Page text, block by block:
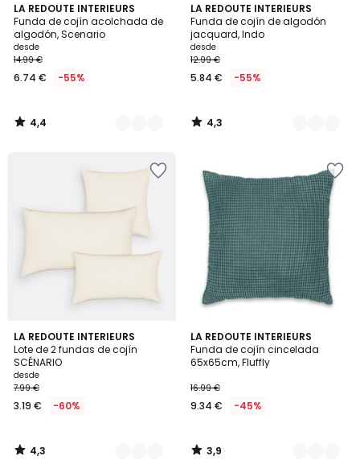
LA REDOUTE INTERIEURS
Funda de cojín acolchada de
algodón, Scenario
desde
14.99 €
6.74 € -55%
4,4
/ 5
6
Colores
4,4
/
LA REDOUTE INTERIEURS
Funda de cojín de algodón
jacquard, Indo
desde
12.99 €
5.84 € -55%
4,3
/ 5
4
Colores
4,3
/
LA REDOUTE INTERIEURS
Lote de 2 fundas de cojín
SCÉNARIO
desde
7.99 €
3.19 € -60%
4,3
/ 5
10
Colores
4,3
/
LA REDOUTE INTERIEURS
Funda de cojín cincelada
65x65cm, Fluffly
16.99 €
9.34 € -45%
3,9
/ 5
2
Colores
3,9
/